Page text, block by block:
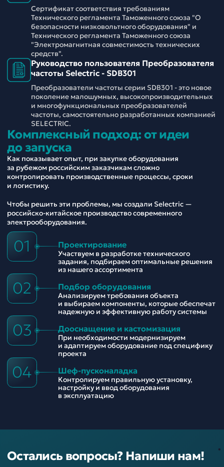
Сертификат соответствия требованиям
Технического регламента Таможенного союза "О
безопасности низковольтного оборудования" и
Технического регламента Таможенного союза
"Электромагнитная совместимость технических
средств".
Руководство пользователя Преобразователя
частоты Selectric - SDB301
Преобразователи частоты серии SDB301 - это новое
поколение малошумных, высокопроизводительных
и многофункциональных преобразователей
частоты, самостоятельно разработанных компанией
SELECTRIC.
Комплексный подход: от идеи
до запуска
Как показывает опыт, при закупке оборудования
за рубежом российским заказчикам сложно
контролировать производственные процессы, сроки
и логистику.
Чтобы решить эти проблемы, мы создали Selectric —
российско-китайское производство современного
электрооборудования.
01 Проектирование
Участвуем в разработке технического
задания, подбираем оптимальные решения
из нашего ассортимента
02 Подбор оборудования
Анализируем требования объекта
и выбираем компоненты, которые обеспечат
надежную и эффективную работу системы
03 Дооснащение и кастомизация
При необходимости модернизируем
и адаптируем оборудование под специфику
проекта
04 Шеф-пусконаладка
Контролируем правильную установку,
настройку и ввод оборудования
в эксплуатацию
Остались вопросы? Напиши нам!